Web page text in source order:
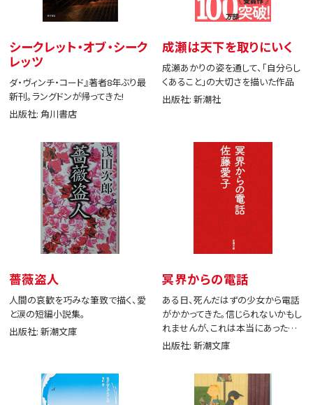
シークレット・オブ・シーク
レッツ
ダ・ヴィンチ・コード』著者8年ぶり最
新刊。ラングドンが帰ってきた!
出版社: 角川書店
成瀬は天下を取りにいく
成瀬あかりの姿を通して、「自分らし
くあること」の大切さを描いた作品
出版社: 新潮社
薔薇盗人
人間の哀歓を巧みな筆致で描く、愛
と涙の短編小説集。
出版社: 新潮文庫
冥界からの電話
ある日、死んだはずの少女から電話
がかかってきた。信じられないかもし
れませんが、これは本当にあった出
来事です。
出版社: 新潮文庫